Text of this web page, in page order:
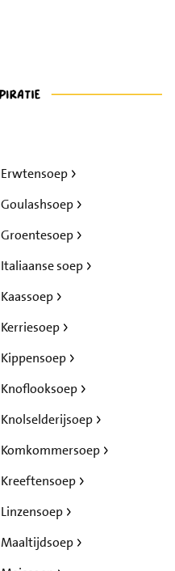
Erwtensoep
Goulashsoep
Groentesoep
Italiaanse soep
Kaassoep
Kerriesoep
Kippensoep
Knoflooksoep
Knolselderijsoep
Komkommersoep
Kreeftensoep
Linzensoep
Maaltijdsoep